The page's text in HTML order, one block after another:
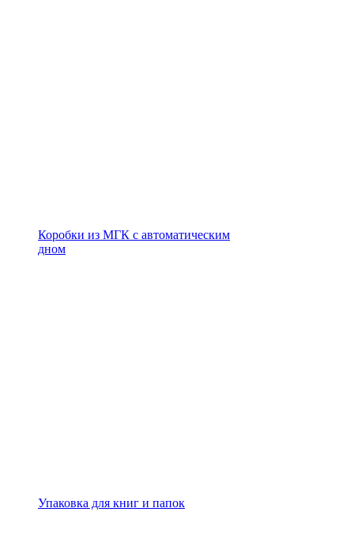
Коробки из МГК с автоматическим
дном
Упаковка для книг и папок